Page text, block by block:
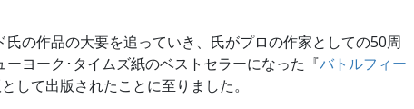
氏の作品の大要を追っていき、氏がプロの作家としての50周
ヨーク･タイムズ紙のベストセラーになった『バトルフィー
して出版されたことに至りました。